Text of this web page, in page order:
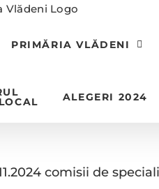
PRIMĂRIA VLĂDENI
ALEGERI 2024
comisii de